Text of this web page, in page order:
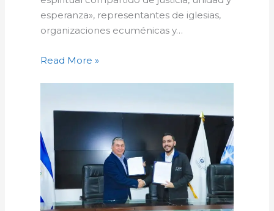
esperanza», representantes de iglesias,
organizaciones ecuménicas y…
Read More »